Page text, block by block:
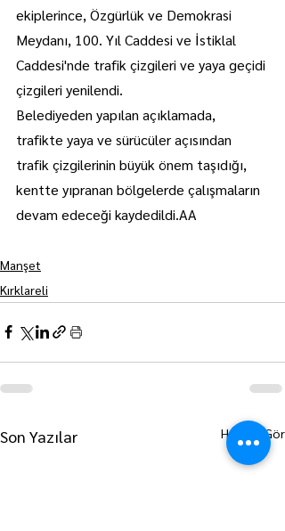
ekiplerince, Özgürlük ve Demokrasi
Meydanı, 100. Yıl Caddesi ve İstiklal
Caddesi'nde trafik çizgileri ve yaya geçidi
çizgileri yenilendi.
Belediyeden yapılan açıklamada,
trafikte yaya ve sürücüler açısından
trafik çizgilerinin büyük önem taşıdığı,
kentte yıpranan bölgelerde çalışmaların
devam edeceği kaydedildi.AA
Manşet
Kırklareli
Son Yazılar Hepsini Gör